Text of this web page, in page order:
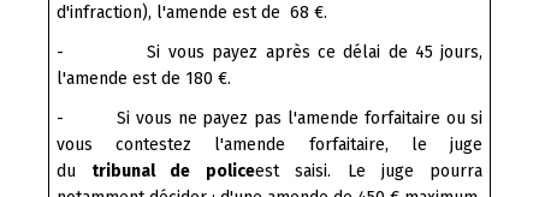
d'infraction), l'amende est de 68 €.
-
Si vous payez après ce délai de 45 jours,
l'amende est de 180 €.
-
Si vous ne payez pas l'amende forfaitaire ou si
vous contestez l'amende forfaitaire, le juge
du tribunal de policeest saisi. Le juge pourra